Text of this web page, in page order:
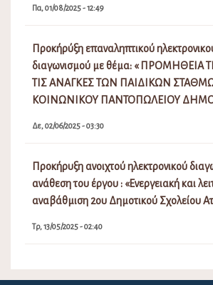
Πα, 01/08/2025 - 12:49
Προκήρύξη επαναληπτικού
διαγωνισμού με θέμα: « ΠΡΟΜΗΘΕΙΑ
ΤΙΣ ΑΝΑΓΚΕΣ ΤΩΝ ΠΑΙΔΙΚΩΝ
ΚΟΙΝΩΝΙΚΟΥ ΠΑΝΤΟΠΩΛΕΙΟΥ
Δε, 02/06/2025 - 03:30
Προκήρυξη ανοιχτού ηλεκτρονικού
ανάθεση του έργου : «Ενεργειακή και
αναβάθμιση 2ου Δημοτικού Σχολείου
Τρ, 13/05/2025 - 02:40